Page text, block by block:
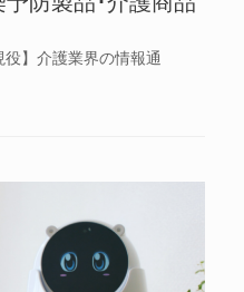
役】介護業界の情報通